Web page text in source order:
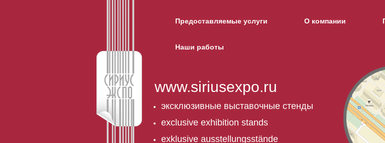
Предоставляемые услуги О компании
Наши работы
www.siriusexpo.ru
эксклюзивные выставочные стенды
exclusive exhibition stands
exklusive ausstellungsstände